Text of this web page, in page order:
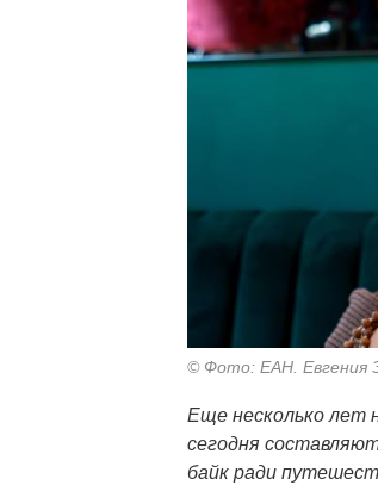
© Фото: ЕАН. Евгения
Еще несколько лет
сегодня
байк ради